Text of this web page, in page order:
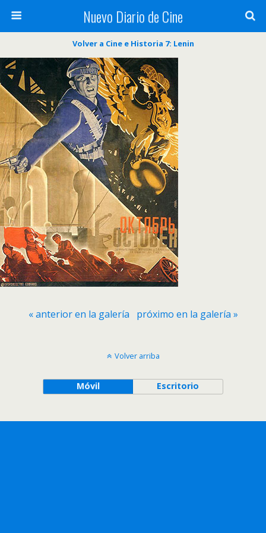
Nuevo Diario de Cine
Volver a Cine e Historia 7: Lenin
« anterior en la galería próximo en la galería »
Volver arriba
Móvil Escritorio